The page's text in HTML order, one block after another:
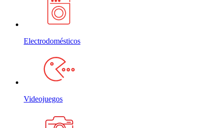
Electrodomésticos
Videojuegos